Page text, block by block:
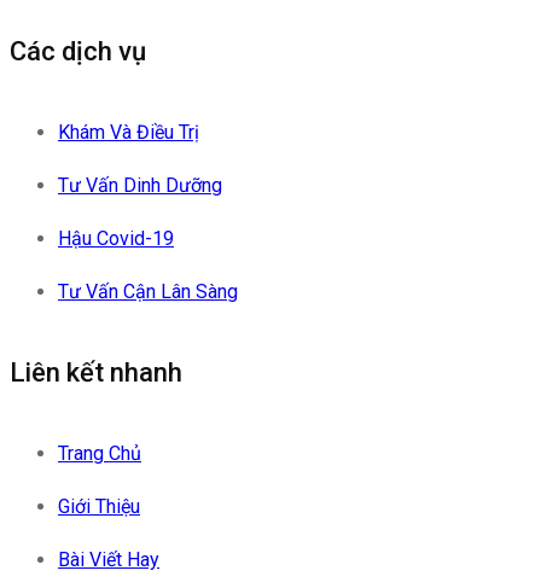
Các dịch vụ
Khám Và Điều Trị
Tư Vấn Dinh Dưỡng
Hậu Covid-19
Tư Vấn Cận Lân Sàng
Liên kết nhanh
Trang Chủ
Giới Thiệu
Bài Viết Hay